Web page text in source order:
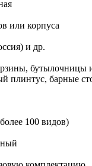
или корпуса
и др.
бутылочницы
плинтус, барные
100 видов)